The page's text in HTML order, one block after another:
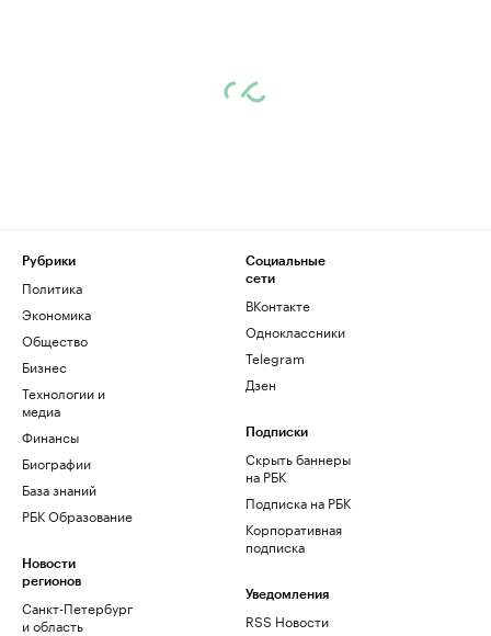
Рубрики
Политика
Экономика
Общество
Бизнес
Технологии и
медиа
Финансы
Биографии
База знаний
РБК Образование
Новости
регионов
Санкт-Петербург
и область
Социальные
сети
ВКонтакте
Одноклассники
Telegram
Дзен
Подписки
Скрыть баннеры
на РБК
Подписка на РБК
Корпоративная
подписка
Уведомления
RSS Новости